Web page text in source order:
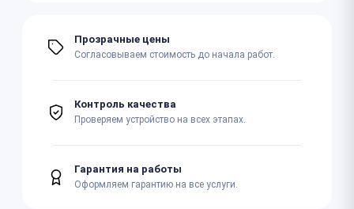
Прозрачные цены
Согласовываем стоимость до начала работ.
Контроль качества
Проверяем устройство на всех этапах.
Гарантия на работы
Оформляем гарантию на все услуги.